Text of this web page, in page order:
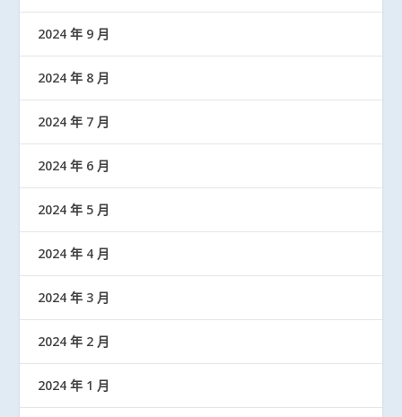
2024 年 9 月
2024 年 8 月
2024 年 7 月
2024 年 6 月
2024 年 5 月
2024 年 4 月
2024 年 3 月
2024 年 2 月
2024 年 1 月